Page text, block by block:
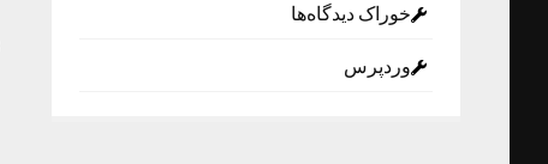
خوراک دیدگاه‌ها
وردپرس